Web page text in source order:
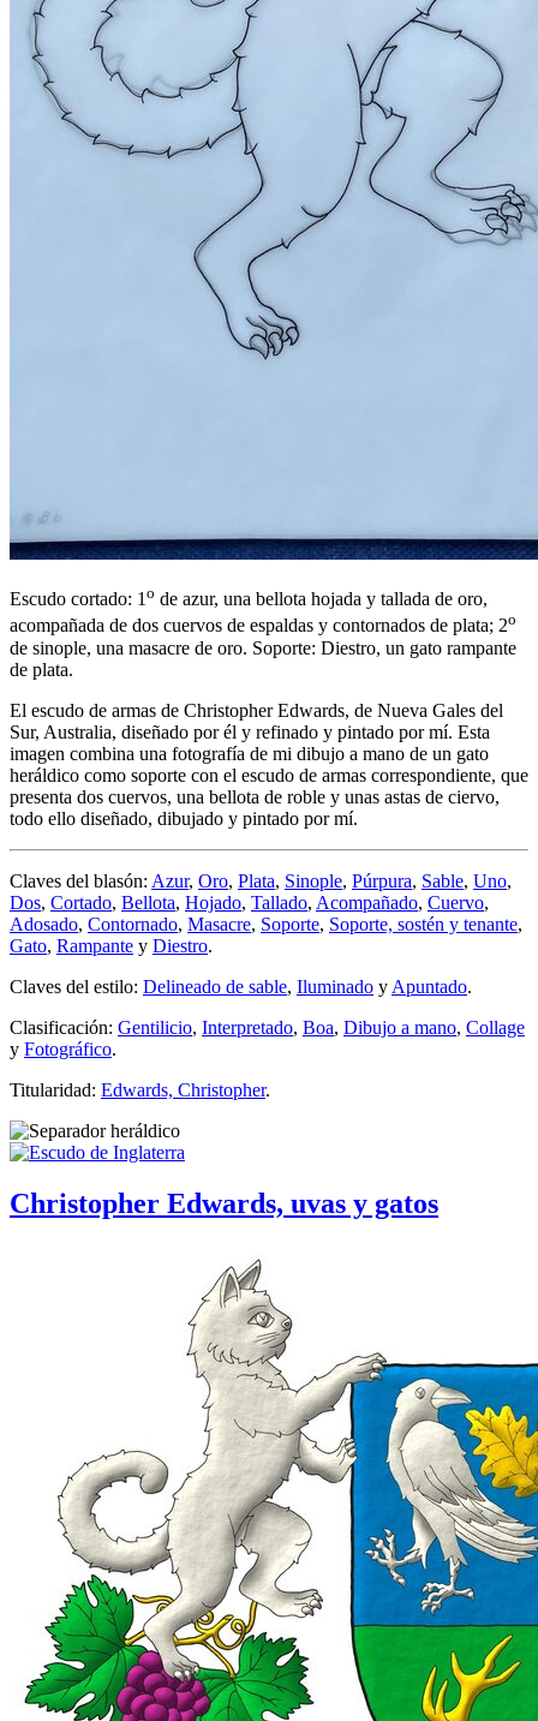
Escudo cortado: 1o de azur, una bellota hojada y tallada de oro,
acompañada de dos cuervos de espaldas y contornados de plata; 2o
de sinople, una masacre de oro. Soporte: Diestro, un gato rampante
de plata.
El escudo de armas de Christopher Edwards, de Nueva Gales del
Sur, Australia, diseñado por él y refinado y pintado por mí. Esta
imagen combina una fotografía de mi dibujo a mano de un gato
heráldico como soporte con el escudo de armas correspondiente, que
presenta dos cuervos, una bellota de roble y unas astas de ciervo,
todo ello diseñado, dibujado y pintado por mí.
Claves del blasón: Azur, Oro, Plata, Sinople, Púrpura, Sable, Uno,
Dos, Cortado, Bellota, Hojado, Tallado, Acompañado, Cuervo,
Adosado, Contornado, Masacre, Soporte, Soporte, sostén y tenante,
Gato, Rampante y Diestro.
Claves del estilo: Delineado de sable, Iluminado y Apuntado.
Clasificación: Gentilicio, Interpretado, Boa, Dibujo a mano, Collage
y Fotográfico.
Titularidad: Edwards, Christopher.
Christopher Edwards, uvas y gatos